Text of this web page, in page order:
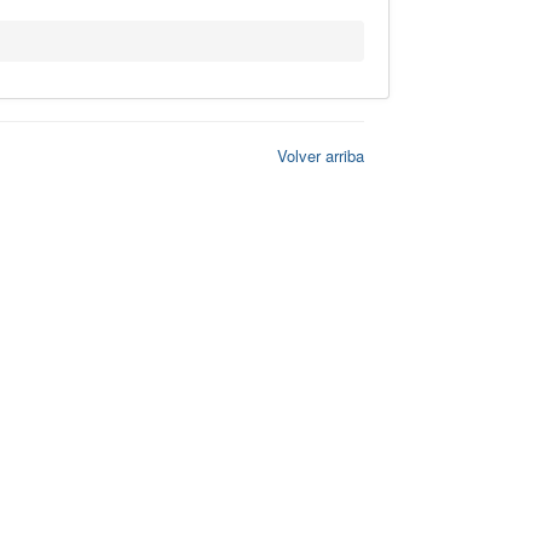
Volver arriba